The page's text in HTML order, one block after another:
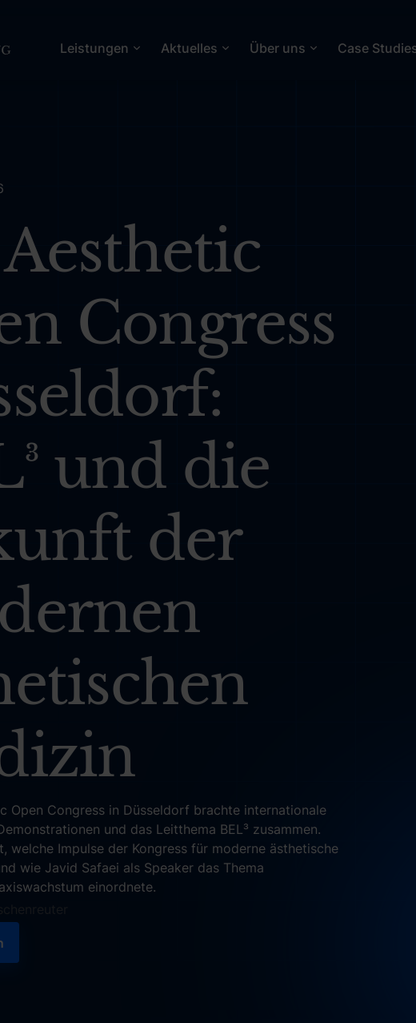
Leistungen Aktuelles Über uns Case
Congress
und die
der
Open Congress in Düsseldorf brachte internationale
und das Leitthema BEL³ zusammen.
welche Impulse der Kongress für moderne ästhetische
wie Javid Safaei als Speaker das Thema
einordnete.